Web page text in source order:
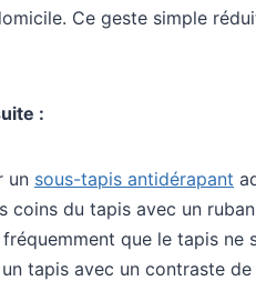
Ce geste simple
:
un sous-tapis antidérapant
coins du tapis avec un
que le tapis ne
tapis avec un contraste